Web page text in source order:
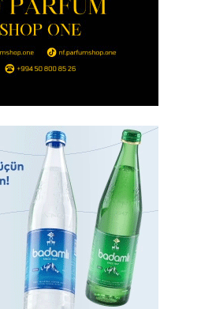
2 diplomatı geri çağırdı
72
müsadirə EDİLDİ
76
atılan 1 milyon
bileti iki günlük
tapılıb